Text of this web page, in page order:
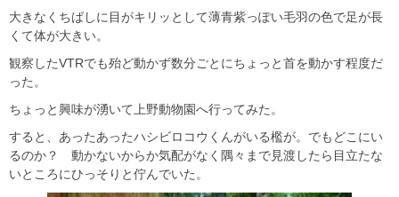
大きなくちばしに目がキリッとして薄青紫っぽい毛羽の色で足が長
くて体が大きい。
観察したVTRでも殆ど動かず数分ごとにちょっと首を動かす程度だ
った。
ちょっと興味が湧いて上野動物園へ行ってみた。
すると、あったあったハシビロコウくんがいる檻が。でもどこにい
るのか？ 動かないからか気配がなく隅々まで見渡したら目立たな
いところにひっそりと佇んでいた。